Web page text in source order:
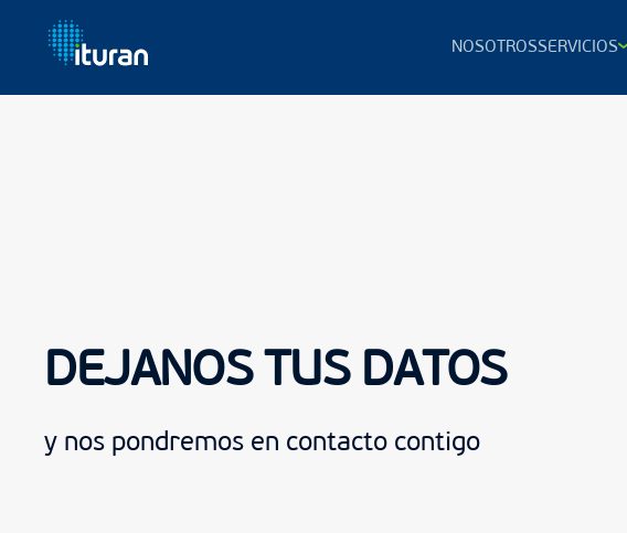
Ir al contenido principal
NOSOTROSSERVICIOS
DEJANOS TUS DATOS
y nos pondremos en contacto contigo